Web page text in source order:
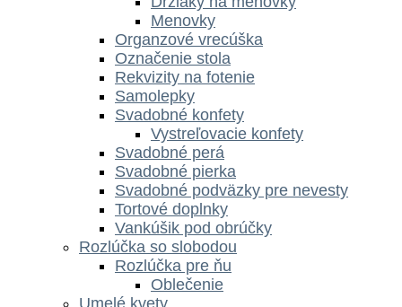
Menovky
Organzové vrecúška
Označenie stola
Rekvizity na fotenie
Samolepky
Svadobné konfety
Vystreľovacie konfety
Svadobné perá
Svadobné pierka
Svadobné podväzky pre nevesty
Tortové doplnky
Vankúšik pod obrúčky
Rozlúčka so slobodou
Rozlúčka pre ňu
Oblečenie